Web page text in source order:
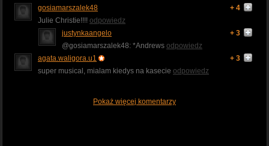
gosiamarszalek48
+ 4
Julie Christie!!!! odpowiedz
justynkaangelo
+ 3
@gosiamarszalek48: *Andrews odpowiedz
agata.waligora.u1
+ 3
super musical, mialam kiedys na kasecie odpowiedz
Pokaż więcej komentarzy